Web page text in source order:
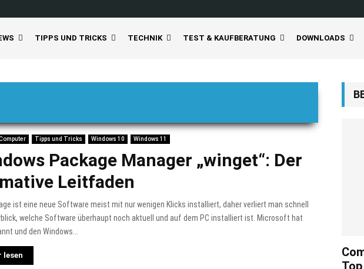
TIPPS UND TRICKS TECHNIK TEST & KAUFBERATUNG DOWNLOADS
Tipps und Tricks Windows 10 Windows 11
Package Manager „winget“: Der
Leitfaden
ist eine neue Software meist mit nur wenigen Klicks installiert, daher verliert man schnell
welche Software überhaupt noch aktuell und auf dem PC installiert ist. Microsoft hat
und den Windows...
lesen